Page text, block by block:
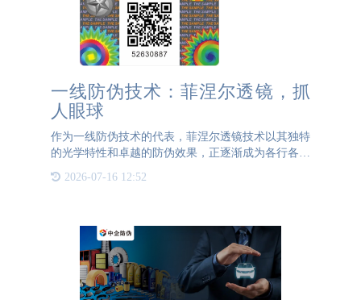
一线防伪技术：菲涅尔透镜，抓
人眼球
作为一线防伪技术的代表，菲涅尔透镜技术以其独特
的光学特性和卓越的防伪效果，正逐渐成为各行各业
关注的焦点。 在防伪领域，菲涅尔透镜的应用可谓
是抓人眼球。首先，菲涅尔透镜的独特结构使其在视
2026-07-16 12:52